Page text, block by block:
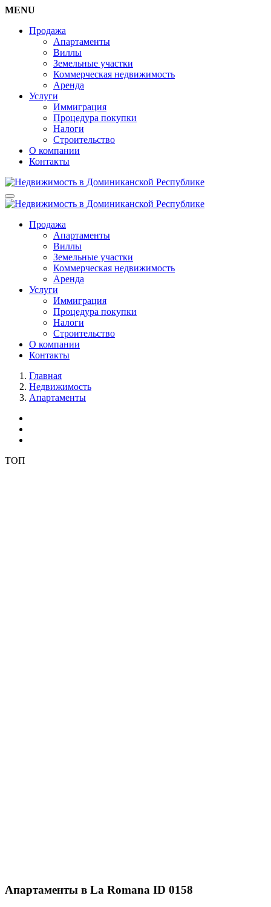
MENU
Продажа
Апартаменты
Виллы
Земельные участки
Коммерческая недвижимость
Аренда
Услуги
Иммиграция
Процедура покупки
Налоги
Строительство
О компании
Контакты
Продажа
Апартаменты
Виллы
Земельные участки
Коммерческая недвижимость
Аренда
Услуги
Иммиграция
Процедура покупки
Налоги
Строительство
О компании
Контакты
Главная
Недвижимость
Апартаменты
ТОП
Апартаменты в La Romana ID 0158